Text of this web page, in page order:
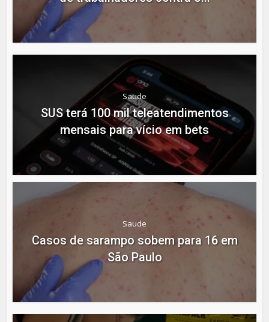
Saude
SUS terá 100 mil teleatendimentos
mensais para vício em bets
Saude
Casos de sarampo sobem para 16 em
São Paulo